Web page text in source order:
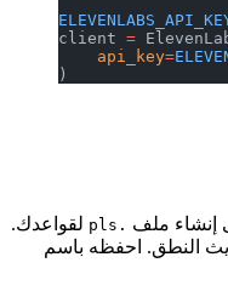
client
    api_key
=
ملف .pls
لقواعدك.